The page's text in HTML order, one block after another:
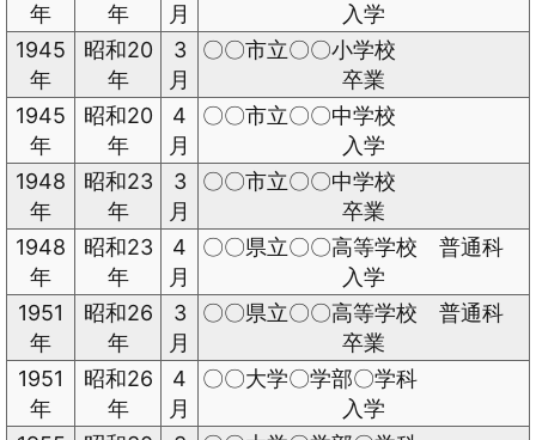
年
年
月
入学
1945
年
昭和20
年
3
月
〇〇市立〇〇小学校
卒業
1945
年
昭和20
年
4
月
〇〇市立〇〇中学校
入学
1948
年
昭和23
年
3
月
〇〇市立〇〇中学校
卒業
1948
年
昭和23
年
4
月
〇〇県立〇〇高等学校 普通科
入学
1951
年
昭和26
年
3
月
〇〇県立〇〇高等学校 普通科
卒業
1951
年
昭和26
年
4
月
〇〇大学〇学部〇学科
入学